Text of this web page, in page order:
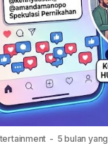
- 5 bulan